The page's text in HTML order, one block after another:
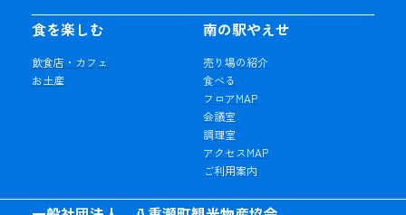
食を楽しむ
飲食店・カフェ
お土産
南の駅やえせ
売り場の紹介
食べる
フロアMAP
会議室
調理室
アクセスMAP
ご利用案内